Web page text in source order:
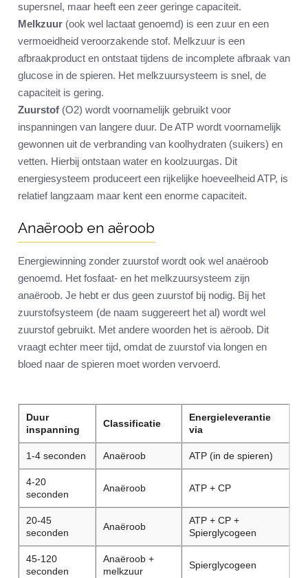
supersnel, maar heeft een zeer geringe capaciteit.
Melkzuur (ook wel lactaat genoemd) is een zuur en een
vermoeidheid veroorzakende stof. Melkzuur is een
afbraakproduct en ontstaat tijdens de incomplete afbraak van
glucose in de spieren. Het melkzuursysteem is snel, de
capaciteit is gering.
Zuurstof (O2) wordt voornamelijk gebruikt voor
inspanningen van langere duur. De ATP wordt voornamelijk
gewonnen uit de verbranding van koolhydraten (suikers) en
vetten. Hierbij ontstaan water en koolzuurgas. Dit
energiesysteem produceert een rijkelijke hoeveelheid ATP, is
relatief langzaam maar kent een enorme capaciteit.
Anaëroob en aëroob
Energiewinning zonder zuurstof wordt ook wel anaëroob
genoemd. Het fosfaat- en het melkzuursysteem zijn
anaëroob. Je hebt er dus geen zuurstof bij nodig. Bij het
zuurstofsysteem (de naam suggereert het al) wordt wel
zuurstof gebruikt. Met andere woorden het is aëroob. Dit
vraagt echter meer tijd, omdat de zuurstof via longen en
bloed naar de spieren moet worden vervoerd.
Duur
inspanning
Classificatie
Energieleverantie
via
1-4 seconden Anaëroob ATP (in de spieren)
4-20
seconden
Anaëroob ATP + CP
20-45
seconden
Anaëroob
ATP + CP +
Spierglycogeen
45-120
seconden
Anaëroob +
melkzuur
Spierglycogeen